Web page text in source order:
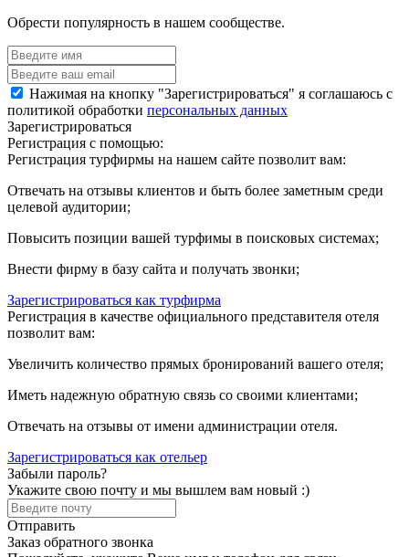
Обрести популярность в нашем сообществе.
Нажимая на кнопку "Зарегистрироваться" я соглашаюсь с
политикой обработки персональных данных
Зарегистрироваться
Регистрация с помощью:
Регистрация турфирмы на нашем сайте позволит вам:
Отвечать на отзывы клиентов и быть более заметным среди
целевой аудитории;
Повысить позиции вашей турфимы в поисковых системах;
Внести фирму в базу сайта и получать звонки;
Зарегистрироваться как турфирма
Регистрация в качестве официального представителя отеля
позволит вам:
Увеличить количество прямых бронирований вашего отеля;
Иметь надежную обратную связь со своими клиентами;
Отвечать на отзывы от имени администрации отеля.
Зарегистрироваться как отельер
Забыли пароль?
Укажите свою почту и мы вышлем вам новый :)
Отправить
Заказ обратного звонка